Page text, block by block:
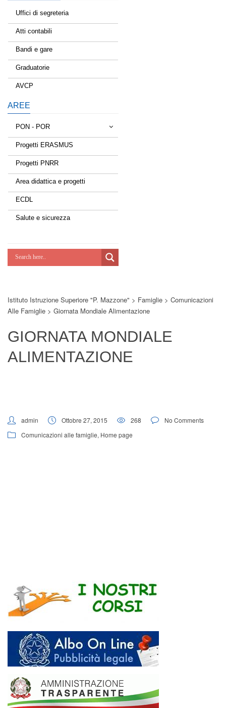
Uffici di segreteria
Atti contabili
Bandi e gare
Graduatorie
AVCP
AREE
PON - POR
Tessere la rete
Estate a scuola
Scuola d'estate
Lab Green
Potenziamoci
Progetti ERASMUS
Progetti PNRR
Area didattica e progetti
ECDL
Salute e sicurezza
Istituto Istruzione Superiore "P. Mazzone" > Famiglie > Comunicazioni
Alle Famiglie > Giornata Mondiale Alimentazione
GIORNATA MONDIALE
ALIMENTAZIONE
admin Ottobre 27, 2015 268
No Comments
Comunicazioni alle famiglie, Home page